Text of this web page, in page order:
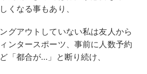
くなる事もあり、
グアウトしていない私は友人から
ンタースポーツ、事前に人数予約
「都合が…」と断り続け、